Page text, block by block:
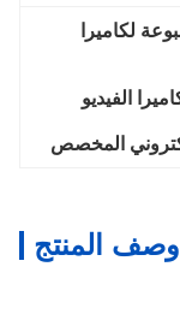
مجموعة PCB الكاميرا الفيديو
وصف المنتج